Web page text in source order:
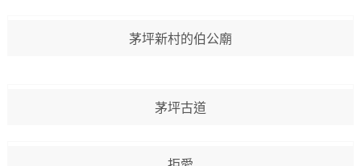
茅坪新村的伯公廟
茅坪古道